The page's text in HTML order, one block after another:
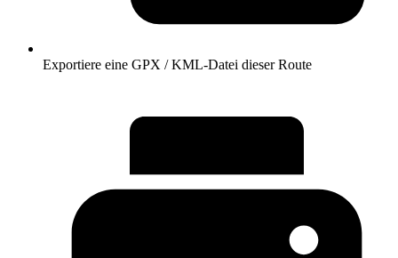
Exportiere eine GPX / KML-Datei dieser Route